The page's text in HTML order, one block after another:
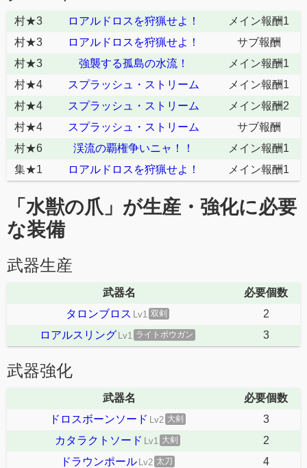
村★3 ロアルドロスを狩猟せよ！
メイン報酬1
村★3
ロアルドロスを狩猟せよ！
サブ報酬
村★3
強襲する孤島の水流！
メイン報酬1
村★4
スプラッシュ・ストリーム
メイン報酬1
村★4
スプラッシュ・ストリーム
メイン報酬2
村★4
スプラッシュ・ストリーム
サブ報酬
村★6
渓流の覇権争いニャ！！
メイン報酬1
集★1
ロアルドロスを狩猟せよ！ メイン報酬1
「水獣の爪」が生産・強化に必要
な装備
武器生産
武器名
必要個数
タロンブロス Lv1 双剣
2
ロアルスリング Lv1 ライトボウガン 3
武器強化
武器名
必要個数
ドロスボーンソード Lv2 大剣
3
カタラクトソード Lv1 大剣
2
ドラウンポール Lv2 太刀
4